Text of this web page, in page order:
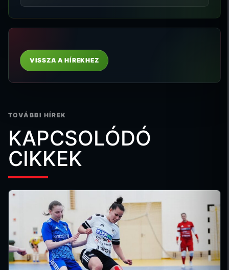
VISSZA A HÍREKHEZ
TOVÁBBI HÍREK
KAPCSOLÓDÓ
CIKKEK